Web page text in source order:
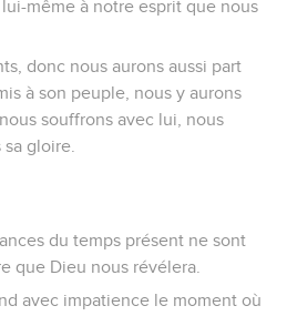
lui-même à notre esprit que nous
donc nous aurons aussi part
à son peuple, nous y aurons
souffrons avec lui, nous
gloire.
du temps présent ne sont
que Dieu nous révélera.
avec impatience le moment où